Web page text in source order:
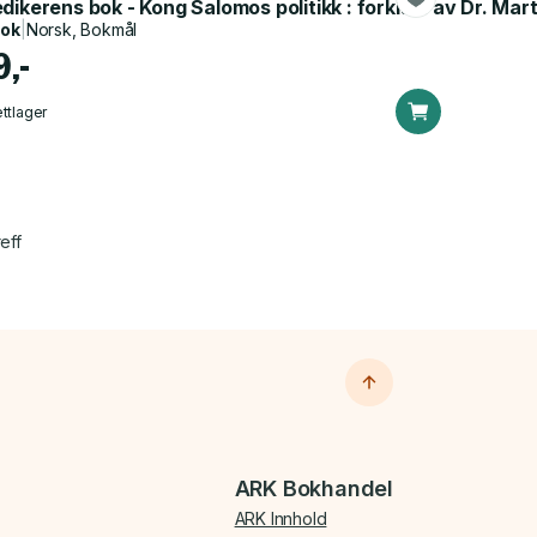
bok - Kong Salomos politikk : forklart av Dr.
Norsk, Bokmål
ARK Bokhandel
ARK Innhold